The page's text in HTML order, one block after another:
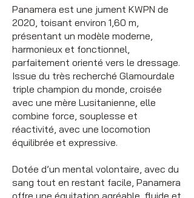
Panamera est une jument KWPN de
2020, toisant environ 1,60 m,
présentant un modèle moderne,
harmonieux et fonctionnel,
parfaitement orienté vers le dressage.
Issue du très recherché Glamourdale
triple champion du monde, croisée
avec une mère Lusitanienne, elle
combine force, souplesse et
réactivité, avec une locomotion
équilibrée et expressive.
Dotée d’un mental volontaire, avec du
sang tout en restant facile, Panamera
offre une équitation agréable, fluide et